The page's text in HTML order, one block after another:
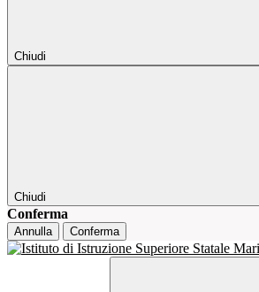
Chiudi
Chiudi
Conferma
Annulla Conferma